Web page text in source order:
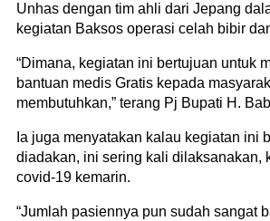
Unhas dengan tim ahli dari Jepang
kegiatan Baksos operasi celah bibir
“Dimana, kegiatan ini bertujuan untuk
bantuan medis Gratis kepada
membutuhkan,” terang Pj Bupati H.
Ia juga menyatakan kalau kegiatan ini
diadakan, ini sering kali dilaksanakan,
covid-19 kemarin.
“Jumlah pasiennya pun sudah sangat